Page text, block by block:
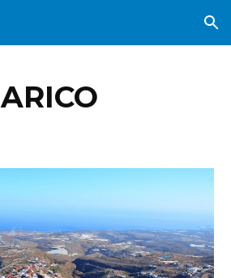
Skip to navigation
ARICO